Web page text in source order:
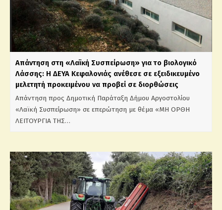
Απάντηση στη «Λαϊκή Συσπείρωση» για το βιολογικό
Λάσσης: Η ΔΕΥΑ Κεφαλονιάς ανέθεσε σε εξειδικευμένο
μελετητή προκειμένου να προβεί σε διορθώσεις
Απάντηση προς Δημοτική Παράταξη Δήμου Αργοστολίου
«Λαϊκή Συσπείρωση» σε επερώτηση με θέμα «ΜΗ ΟΡΘΗ
ΛΕΙΤΟΥΡΓΙΑ ΤΗΣ…